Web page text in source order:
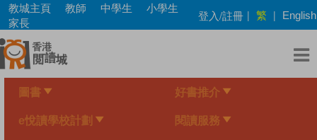
Skip
main
content
教城主頁 教師 中學生
小學生
家長
登入/註冊 | 繁 | English
圖書 好書推介
e悅讀學校計劃 閱讀服務